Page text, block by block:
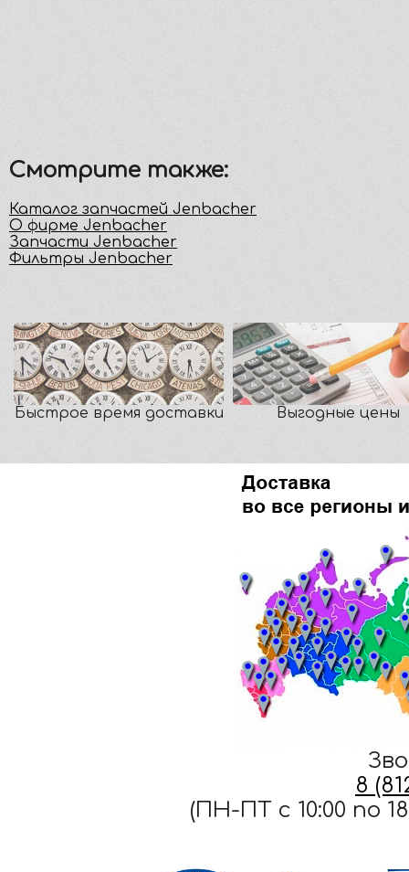
Смотрите также:
Каталог запчастей Jenbacher
О фирме Jenbacher
Запчасти Jenbacher
Фильтры Jenbacher
Быстрое время доставки Выгодные цены
8
(ПН-ПТ c 10:00 по